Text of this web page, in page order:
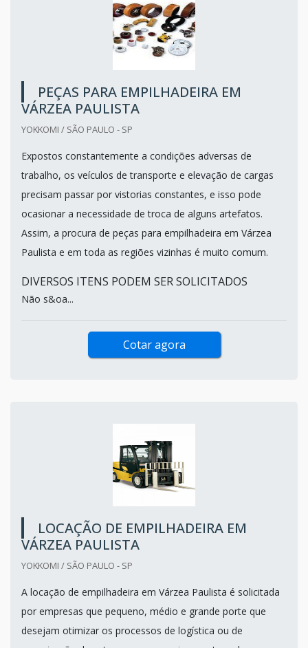
PEÇAS PARA EMPILHADEIRA EM
VÁRZEA PAULISTA
YOKKOMI / SÃO PAULO - SP
Expostos constantemente a condições adversas de
trabalho, os veículos de transporte e elevação de cargas
precisam passar por vistorias constantes, e isso pode
ocasionar a necessidade de troca de alguns artefatos.
Assim, a procura de peças para empilhadeira em Várzea
Paulista e em toda as regiões vizinhas é muito comum.
DIVERSOS ITENS PODEM SER SOLICITADOS
Não s&oa...
Cotar agora
LOCAÇÃO DE EMPILHADEIRA EM
VÁRZEA PAULISTA
YOKKOMI / SÃO PAULO - SP
A locação de empilhadeira em Várzea Paulista é solicitada
por empresas que pequeno, médio e grande porte que
desejam otimizar os processos de logística ou de